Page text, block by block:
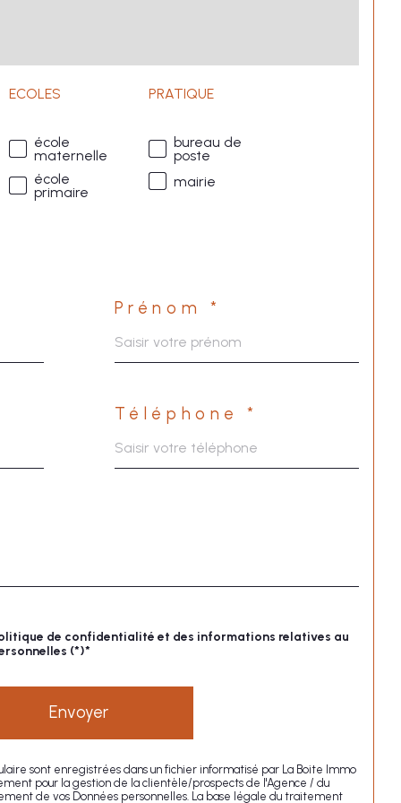
ECOLES
école
maternelle
école
primaire
PRATIQUE
bureau de
poste
mairie
Prénom *
Téléphone *
de confidentialité et des informations relatives au
(*)*
Envoyer
sont enregistrées dans un fichier informatisé par La Boite Immo
pour la gestion de la clientèle/prospects de l'Agence / du
de vos Données personnelles. La base légale du traitement